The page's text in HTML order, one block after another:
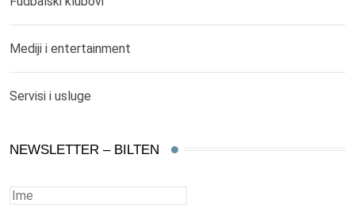
Mediji i entertainment
Servisi i usluge
NEWSLETTER – BILTEN